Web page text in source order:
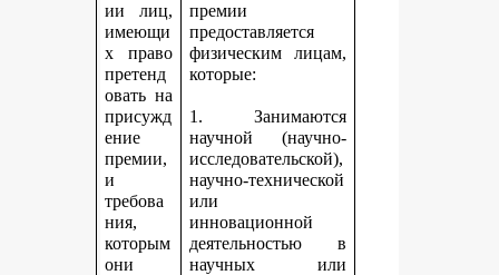
ии лиц,
имеющи
х право
претенд
овать на
присужд
ение
премии,
и
требова
ния,
которым
они
премии
предоставляется
физическим лицам,
которые:
1. Занимаются
научной (научно-
исследовательской),
научно-технической
или
инновационной
деятельностью в
научных или